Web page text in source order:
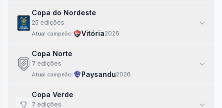
Copa do Nordeste
25 edições
Atual campeão: Vitória2026
Copa Norte
7 edições
Atual campeão: Paysandu2026
Copa Verde
7 edições